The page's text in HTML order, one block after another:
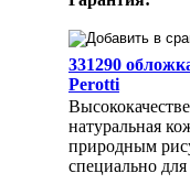
331290
Perotti
натуральная
природным
специально